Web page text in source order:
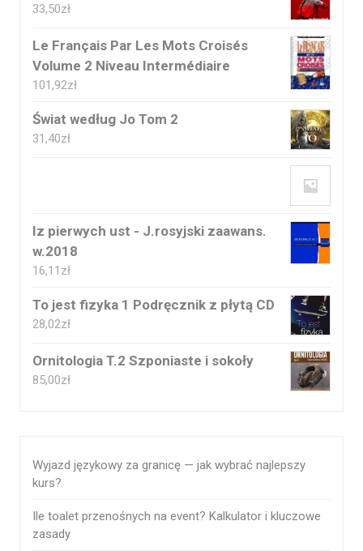
33,50zł
Le Français Par Les Mots Croisés
Volume 2 Niveau Intermédiaire
101,92zł
Świat według Jo Tom 2
31,40zł
Iz pierwych ust - J.rosyjski zaawans.
w.2018
16,11 zł
To jest fizyka 1 Podręcznik z płytą CD
28,02zł
Ornitologia T.2 Szponiaste i sokoły
85,00zł
Wyjazd językowy za granicę — jak wybrać najlepszy
kurs?
Ile toalet przenośnych na event? Kalkulator i kluczowe
zasady